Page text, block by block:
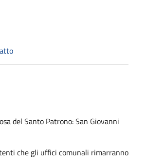
del Santo Patrono: San Giovanni
che gli uffici comunali rimarranno